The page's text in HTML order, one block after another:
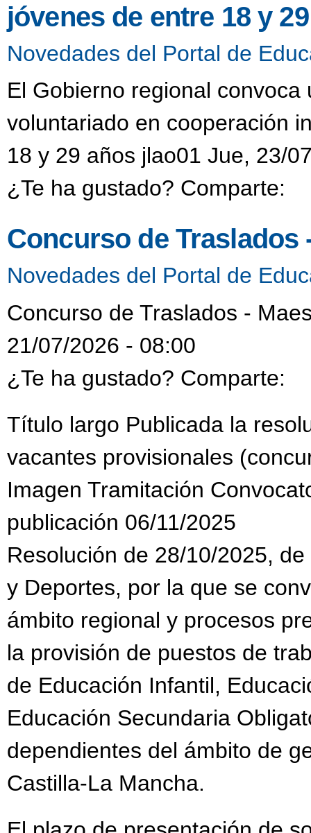
jóvenes de entre 18 y
Novedades del Portal de
El Gobierno regional
voluntariado en cooperación
18 y 29 años jlao01 Jue, 23/
¿Te ha gustado? Comparte:
Concurso de Traslados
Novedades del Portal de
Concurso de Traslados -
21/07/2026 - 08:00
¿Te ha gustado? Comparte:
Título largo Publicada la
vacantes provisionales
Imagen Tramitación
publicación 06/11/2025
Resolución de 28/10/2025,
y Deportes, por la que se
ámbito regional y procesos
la provisión de puestos de
de Educación Infantil,
Educación Secundaria
dependientes del ámbito de
Castilla-La Mancha.